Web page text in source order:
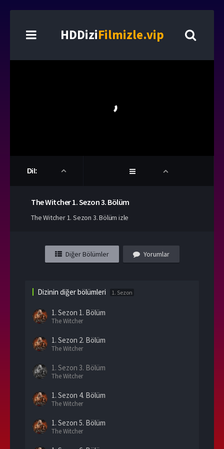
HDDiziFilmizle.vip
Dil:
The Witcher1. Sezon3. Bölüm
The Witcher 1. Sezon 3. Bölüm izle
Diğer Bölümler Yorumlar
Dizinin diğer bölümleri 1. Sezon
1. Sezon 1. Bölüm
The Witcher
1. Sezon 2. Bölüm
The Witcher
1. Sezon 3. Bölüm
The Witcher
1. Sezon 4. Bölüm
The Witcher
1. Sezon 5. Bölüm
The Witcher